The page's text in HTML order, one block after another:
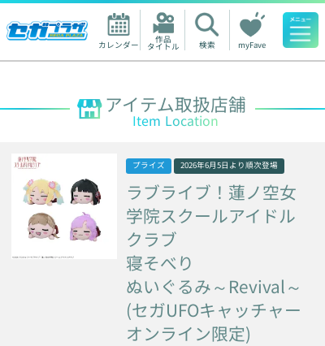
カレンダー 作品
タイトル 検索 myFave
人気ワード
アイテム取扱店舗
Item Location
プライズ 2026年6月5日 より順次登場
ラブライブ！蓮ノ空女
学院スクールアイドル
クラブ
寝そべり
ぬいぐるみ～Revival～
(セガUFOキャッチャー
オンライン限定)